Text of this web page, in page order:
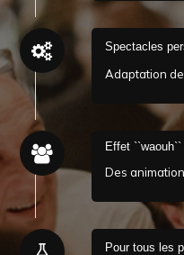
Spectacles
Adaptation
Effet
Des
Pour tous les